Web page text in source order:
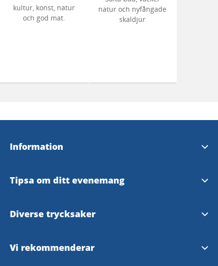
kultur, konst, natur
och god mat.
natur och nyfångade
skaldjur
Information
Broschyrer & kartor
Vanliga frågor & svar
Tipsa om ditt evenemang
Tipsaformulär
Diverse trycksaker
Tryckt turistmaterial
Vi rekommenderar